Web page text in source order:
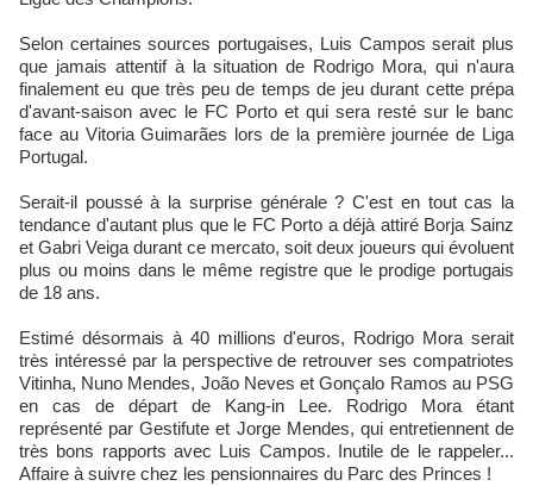
Selon certaines sources portugaises, Luis Campos serait plus
que jamais attentif à la situation de Rodrigo Mora, qui n'aura
finalement eu que très peu de temps de jeu durant cette prépa
d'avant-saison avec le FC Porto et qui sera resté sur le banc
face au Vitoria Guimarães lors de la première journée de Liga
Portugal.
Serait-il poussé à la surprise générale ? C'est en tout cas la
tendance d'autant plus que le FC Porto a déjà attiré Borja Sainz
et Gabri Veiga durant ce mercato, soit deux joueurs qui évoluent
plus ou moins dans le même registre que le prodige portugais
de 18 ans.
Estimé désormais à 40 millions d'euros, Rodrigo Mora serait
très intéressé par la perspective de retrouver ses compatriotes
Vitinha, Nuno Mendes, João Neves et Gonçalo Ramos au PSG
en cas de départ de Kang-in Lee. Rodrigo Mora étant
représenté par Gestifute et Jorge Mendes, qui entretiennent de
très bons rapports avec Luis Campos. Inutile de le rappeler...
Affaire à suivre chez les pensionnaires du Parc des Princes !